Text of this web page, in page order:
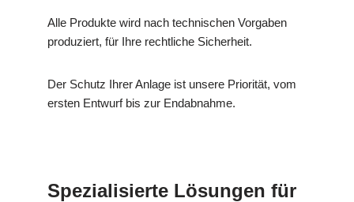
Alle Produkte wird nach technischen Vorgaben
produziert, für Ihre rechtliche Sicherheit.
Der Schutz Ihrer Anlage ist unsere Priorität, vom
ersten Entwurf bis zur Endabnahme.
Spezialisierte Lösungen für